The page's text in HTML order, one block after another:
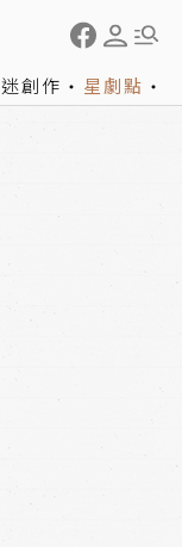
迷創作 星劇點